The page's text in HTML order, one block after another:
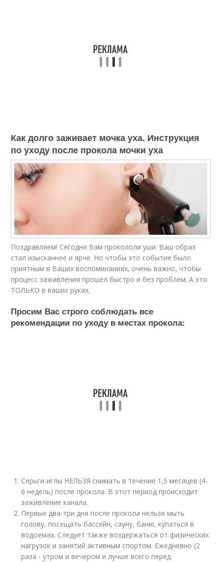
Как долго заживает мочка уха. Инструкция
по уходу после прокола мочки уха
Поздравляем! Сегодня Вам прокололи уши. Ваш образ
стал изысканнее и ярче. Но чтобы это событие было
приятным в Ваших воспоминаниях, очень важно, чтобы
процесс заживления прошел быстро и без проблем. А это
ТОЛЬКО в ваших руках.
Просим Вас строго соблюдать все
рекомендации по уходу в местах прокола:
Серьги-иглы НЕЛЬЗЯ снимать в течение 1,5 месяцев (4-
6 недель) после прокола. В этот период происходит
заживление канала.
Первые два-три дня после прокола нельзя мыть
голову, посещать бассейн, сауну, баню, купаться в
водоемах. Следует также воздержаться от физических
нагрузок и занятий активным спортом. Ежедневно (2
раза - утром и вечером и лучше всего перед